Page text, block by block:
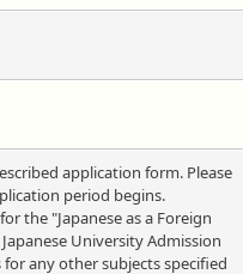
application form. Please
period begins.
the "Japanese as a Foreign
University Admission
any other subjects specified